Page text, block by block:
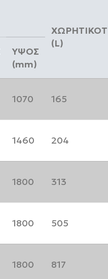
(L)
ΥΨΟΣ
(mm)
1070 165
1460 204
1800 313
1800 505
1800 817